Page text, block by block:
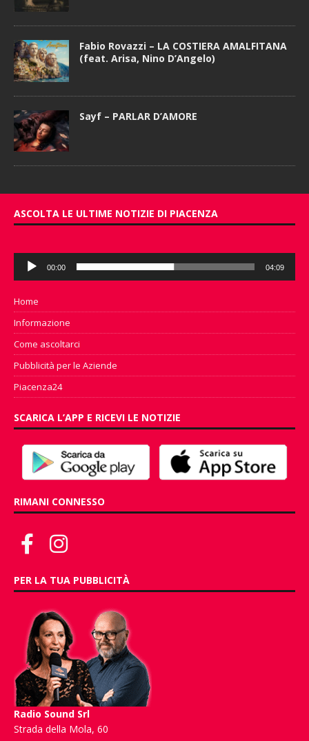
Fabio Rovazzi – LA COSTIERA AMALFITANA
(feat. Arisa, Nino D’Angelo)
Sayf – PARLAR D’AMORE
ASCOLTA LE ULTIME NOTIZIE DI PIACENZA
Audio
Player
00:00 04:09
Home
Informazione
Come ascoltarci
Pubblicità per le Aziende
Piacenza24
SCARICA L’APP E RICEVI LE NOTIZIE
RIMANI CONNESSO
PER LA TUA PUBBLICITÀ
Radio Sound Srl
Strada della Mola, 60